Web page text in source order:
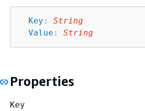
Key :
String
Value : String
Properties
Key